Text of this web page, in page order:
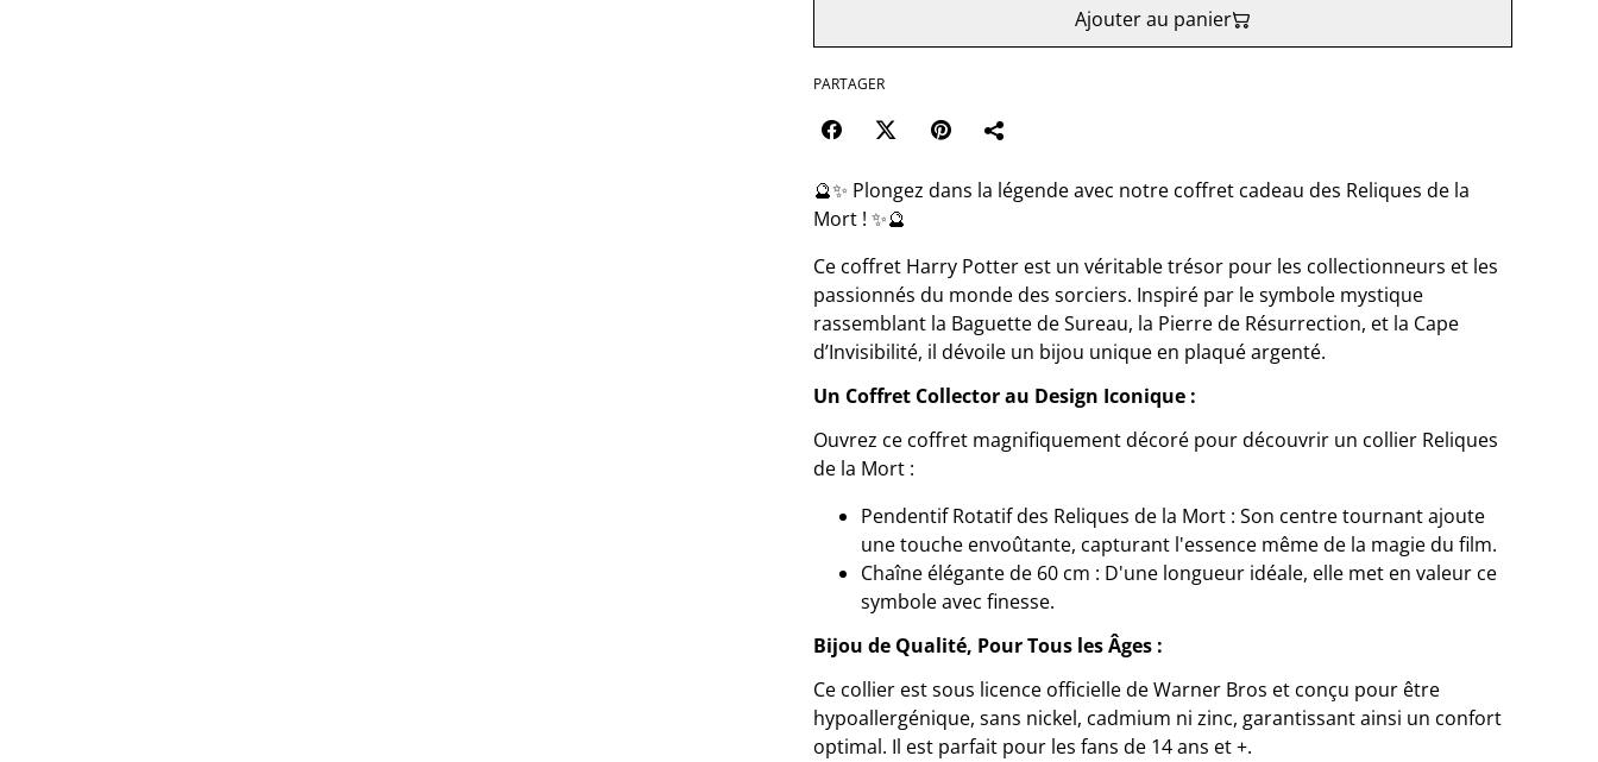
Ajouter au panier
PARTAGER
🔮✨ Plongez dans la légende avec notre coffret cadeau des Reliques de la
Mort ! ✨🔮
Ce coffret Harry Potter est un véritable trésor pour les collectionneurs et les
passionnés du monde des sorciers. Inspiré par le symbole mystique
rassemblant la Baguette de Sureau, la Pierre de Résurrection, et la Cape
d’Invisibilité, il dévoile un bijou unique en plaqué argenté.
Un Coffret Collector au Design Iconique :
Ouvrez ce coffret magnifiquement décoré pour découvrir un collier Reliques
de la Mort :
Pendentif Rotatif des Reliques de la Mort : Son centre tournant ajoute
une touche envoûtante, capturant l'essence même de la magie du film.
Chaîne élégante de 60 cm : D'une longueur idéale, elle met en valeur ce
symbole avec finesse.
Bijou de Qualité, Pour Tous les Âges :
Ce collier est sous licence officielle de Warner Bros et conçu pour être
hypoallergénique, sans nickel, cadmium ni zinc, garantissant ainsi un confort
optimal. Il est parfait pour les fans de 14 ans et +.